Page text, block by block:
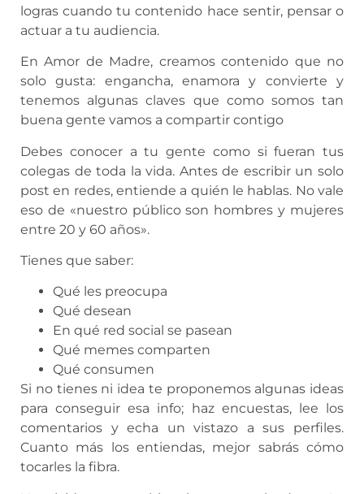
logras cuando tu contenido hace sentir, pensar o
actuar a tu audiencia.
En Amor de Madre, creamos contenido que no
solo gusta: engancha, enamora y convierte y
tenemos algunas claves que como somos tan
buena gente vamos a compartir contigo
Debes conocer a tu gente como si fueran tus
colegas de toda la vida. Antes de escribir un solo
post en redes, entiende a quién le hablas. No vale
eso de «nuestro público son hombres y mujeres
entre 20 y 60 años».
Tienes que saber:
Qué les preocupa
Qué desean
En qué red social se pasean
Qué memes comparten
Qué consumen
Si no tienes ni idea te proponemos algunas ideas
para conseguir esa info; haz encuestas, lee los
comentarios y echa un vistazo a sus perfiles.
Cuanto más los entiendas, mejor sabrás cómo
tocarles la fibra.